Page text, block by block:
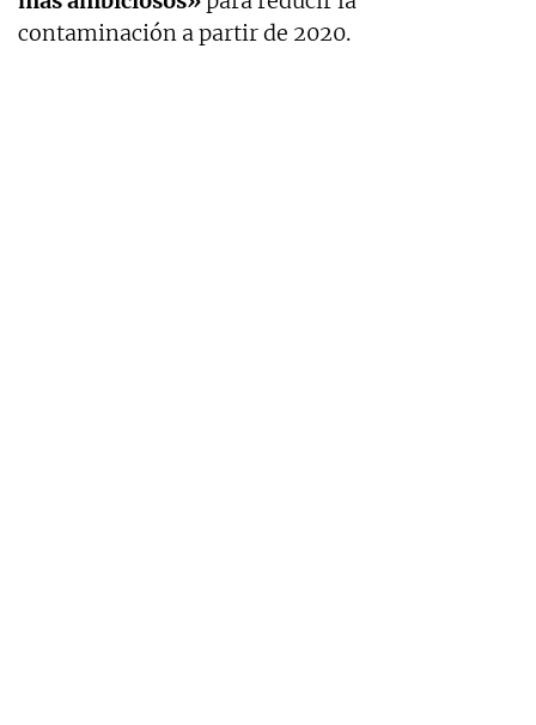
contaminación a partir de 2020.